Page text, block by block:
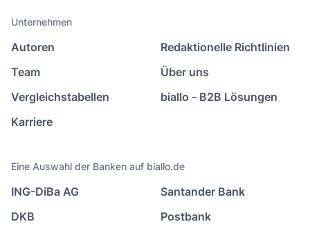
Unternehmen
Autoren
Team
Vergleichstabellen
Karriere
Redaktionelle Richtlinien
Über uns
biallo - B2B Lösungen
Eine Auswahl der Banken auf biallo.de
ING-DiBa AG
DKB
Santander Bank
Postbank